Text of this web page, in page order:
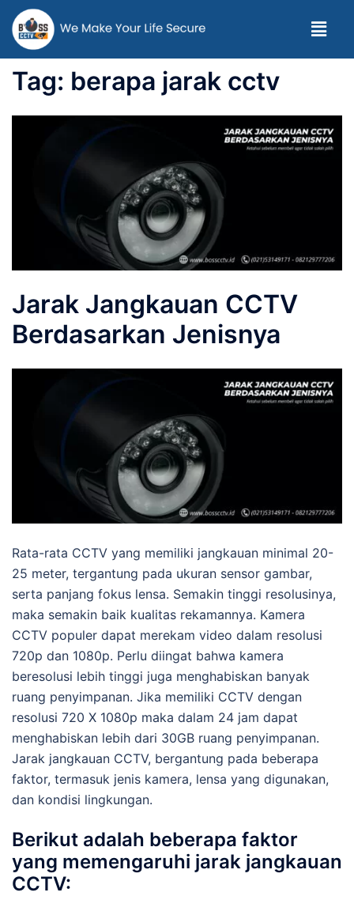
Tag: berapa jarak cctv
Jarak Jangkauan CCTV
Berdasarkan Jenisnya
Rata-rata CCTV yang memiliki jangkauan minimal 20-
25 meter, tergantung pada ukuran sensor gambar,
serta panjang fokus lensa. Semakin tinggi resolusinya,
maka semakin baik kualitas rekamannya. Kamera
CCTV populer dapat merekam video dalam resolusi
720p dan 1080p. Perlu diingat bahwa kamera
beresolusi lebih tinggi juga menghabiskan banyak
ruang penyimpanan. Jika memiliki CCTV dengan
resolusi 720 X 1080p maka dalam 24 jam dapat
menghabiskan lebih dari 30GB ruang penyimpanan.
Jarak jangkauan CCTV, bergantung pada beberapa
faktor, termasuk jenis kamera, lensa yang digunakan,
dan kondisi lingkungan.
Berikut adalah beberapa faktor
yang memengaruhi jarak jangkauan
CCTV: